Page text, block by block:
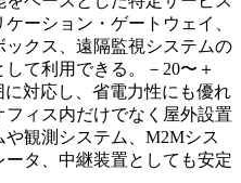
ーション・ゲートウェイ、
ックス、遠隔監視システムの
て利用できる。－20〜＋
対応し、省電力性にも優れ
ィス内だけでなく屋外設置
観測システム、M2Mシス
ータ、中継装置としても安定